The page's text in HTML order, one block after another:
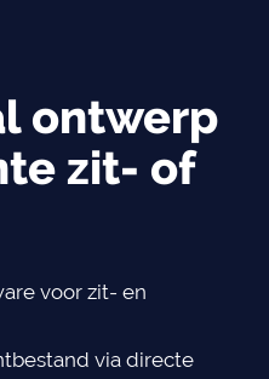
ontwerp
zit- of
voor zit- en
via directe